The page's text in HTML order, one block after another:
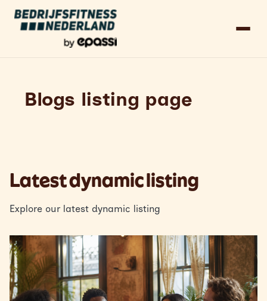
Blogs listing page
Latest dynamic listing
Explore our latest dynamic listing
Read more about Article headline lorem ipsum dolor sit